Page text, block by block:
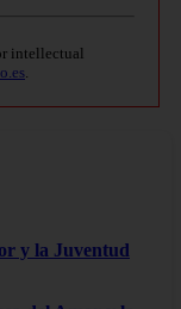
intellectual
.
y la Juventud